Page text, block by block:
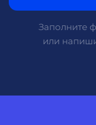
Заполните
или